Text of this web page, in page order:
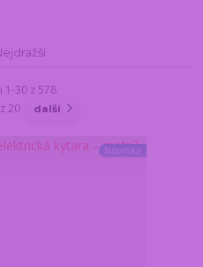
1-30 z 578
z 20 další
Novinka